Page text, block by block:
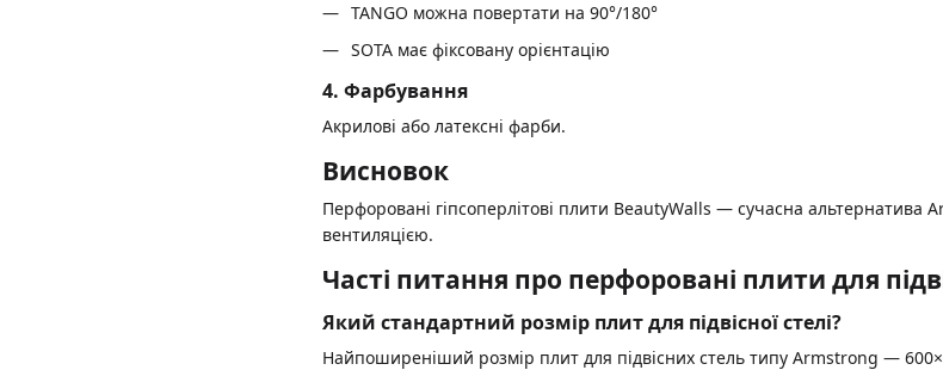
TANGO можна повертати на 90°/180°
SOTA має фіксовану орієнтацію
4. Фарбування
Акрилові або латексні фарби.
Висновок
Перфоровані гіпсоперлітові плити BeautyWalls — сучасна
вентиляцією.
Часті питання про перфоровані плити для
Який стандартний розмір плит для підвісної стелі?
Найпоширеніший розмір плит для підвісних стель типу Armstrong —